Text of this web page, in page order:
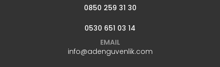
Yakacık-Kartal, İstanbul
0850 259 31 30
0530 651 03 14